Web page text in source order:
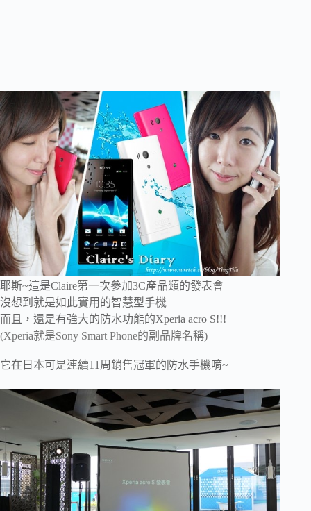
耶斯~這是Claire第一次參加3C產品類的發表會
沒想到就是如此實用的智慧型手機
而且，還是有強大的防水功能的Xperia acro S!!!
(Xperia就是Sony Smart Phone的副品牌名稱)
它在日本可是連續11周銷售冠軍的防水手機唷~